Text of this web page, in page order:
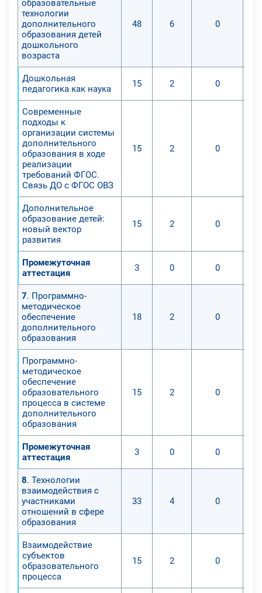
образовательные
технологии
дополнительного
образования детей
дошкольного
возраста
48 6 0
Дошкольная
педагогика как наука
15 2 0
Современные
подходы к
организации системы
дополнительного
образования в ходе
реализации
требований ФГОС.
Связь ДО с ФГОС ОВЗ
15 2 0
Дополнительное
образование детей:
новый вектор
развития
15 2 0
Промежуточная
аттестация
3 0 0
7. Программно-
методическое
обеспечение
дополнительного
образования
18 2 0
Программно-
методическое
обеспечение
образовательного
процесса в системе
дополнительного
образования
15 2 0
Промежуточная
аттестация
3 0 0
8. Технологии
взаимодействия с
участниками
отношений в сфере
образования
33 4 0
Взаимодействие
субъектов
образовательного
процесса
15 2 0